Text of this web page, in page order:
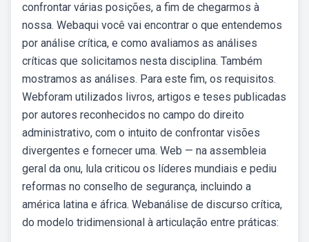
confrontar várias posições, a fim de chegarmos à
nossa. Webaqui você vai encontrar o que entendemos
por análise crítica, e como avaliamos as análises
críticas que solicitamos nesta disciplina. Também
mostramos as análises. Para este fim, os requisitos.
Webforam utilizados livros, artigos e teses publicadas
por autores reconhecidos no campo do direito
administrativo, com o intuito de confrontar visões
divergentes e fornecer uma. Web — na assembleia
geral da onu, lula criticou os líderes mundiais e pediu
reformas no conselho de segurança, incluindo a
américa latina e áfrica. Webanálise de discurso crítica,
do modelo tridimensional à articulação entre práticas: